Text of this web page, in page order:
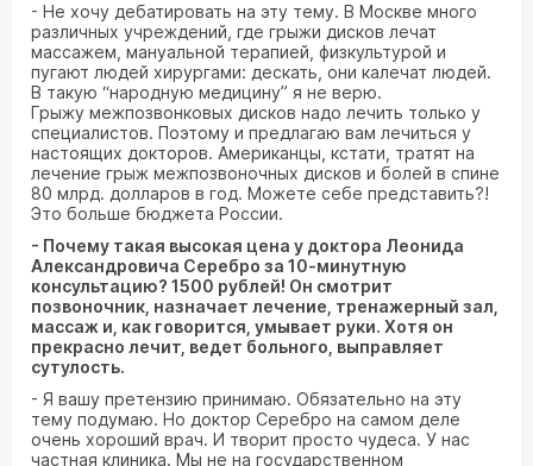
- Не хочу дебатировать на эту тему. В Москве много
различных учреждений, где грыжи дисков лечат
массажем, мануальной терапией, физкультурой и
пугают людей хирургами: дескать, они калечат людей.
В такую “народную медицину” я не верю.
Грыжу межпозвонковых дисков надо лечить только у
специалистов. Поэтому и предлагаю вам лечиться у
настоящих докторов. Американцы, кстати, тратят на
лечение грыж межпозвоночных дисков и болей в спине
80 млрд. долларов в год. Можете себе представить?!
Это больше бюджета России.
- Почему такая высокая цена у доктора Леонида
Александровича Серебро за 10-минутную
консультацию? 1500 рублей! Он смотрит
позвоночник, назначает лечение, тренажерный зал,
массаж и, как говорится, умывает руки. Хотя он
прекрасно лечит, ведет больного, выправляет
сутулость.
- Я вашу претензию принимаю. Обязательно на эту
тему подумаю. Но доктор Серебро на самом деле
очень хороший врач. И творит просто чудеса. У нас
частная клиника. Мы не на государственном